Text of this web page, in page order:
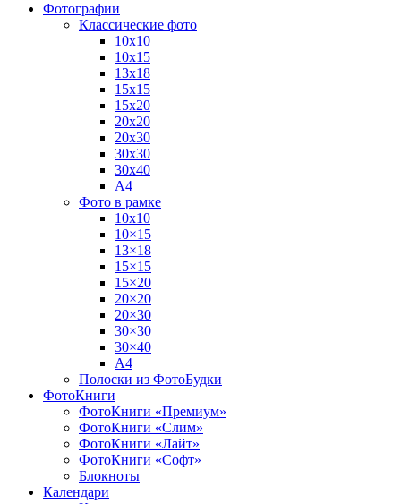
Фотографии
Классические фото
10х10
10х15
13х18
15х15
15х20
20х20
20х30
30х30
30х40
А4
Фото в рамке
10х10
10×15
13×18
15×15
15×20
20×20
20×30
30×30
30×40
A4
Полоски из ФотоБудки
ФотоКниги
ФотоКниги «Премиум»
ФотоКниги «Слим»
ФотоКниги «Лайт»
ФотоКниги «Софт»
Блокноты
Календари